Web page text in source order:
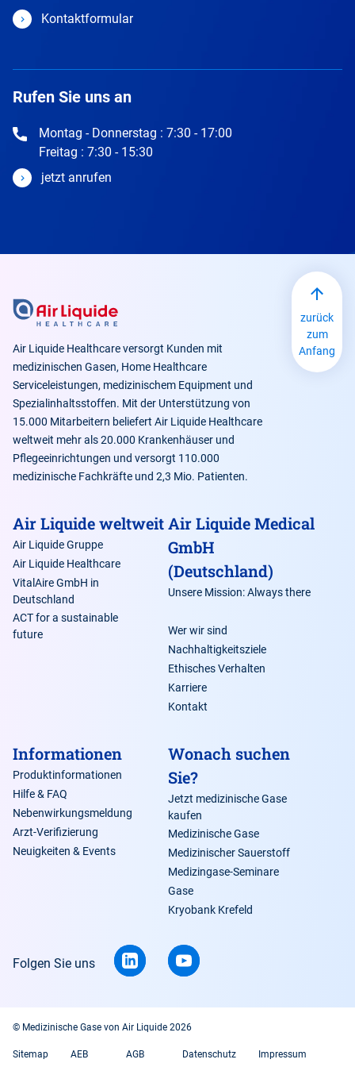
Kontaktformular
Rufen Sie uns an
Montag - Donnerstag : 7:30 - 17:00
Freitag : 7:30 - 15:30
jetzt anrufen
Air Liquide Healthcare versorgt Kunden mit
medizinischen Gasen, Home Healthcare
Serviceleistungen, medizinischem Equipment und
Spezialinhaltsstoffen. Mit der Unterstützung von
15.000 Mitarbeitern beliefert Air Liquide Healthcare
weltweit mehr als 20.000 Krankenhäuser und
Pflegeeinrichtungen und versorgt 110.000
medizinische Fachkräfte und 2,3 Mio. Patienten.
Air Liquide weltweit
Air Liquide Gruppe
Air Liquide Healthcare
VitalAire GmbH in
Deutschland
ACT for a sustainable
future
Air Liquide Medical
GmbH
(Deutschland)
Unsere Mission: Always there
Wer wir sind
Nachhaltigkeitsziele
Ethisches Verhalten
Karriere
Kontakt
Informationen
Produktinformationen
Hilfe & FAQ
Nebenwirkungsmeldung
Arzt-Verifizierung
Neuigkeiten & Events
Wonach suchen
Sie?
Jetzt medizinische Gase
kaufen
Medizinische Gase
Medizinischer Sauerstoff
Medizingase-Seminare
Gase
Kryobank Krefeld
Folgen Sie uns
zurück
zum
Anfang
© Medizinische Gase von Air Liquide 2026
Sitemap AEB AGB Datenschutz Impressum